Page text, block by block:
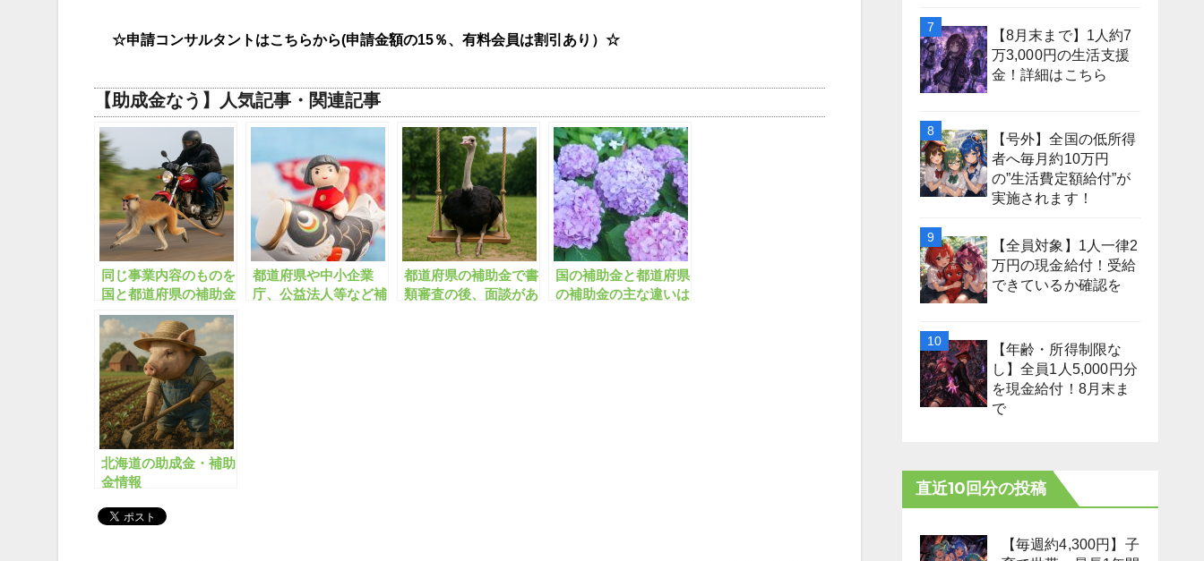
☆申請コンサルタントはこちらから(申請金額の15％、有料会員は割引あり）☆
【助成金なう】人気記事・関連記事
同じ事業内容のものを
国と都道府県の補助金
を複数申請することは
可能でしょうか？
都道府県や中小企業
庁、公益法人等など補
都道府県の補助金で書
類審査の後、面談があ
国の補助金と都道府県
の補助金の主な違いは
北海道の助成金・補助
金情報
【8月末まで】1人約7
万3,000円の生活支援
金！詳細はこちら
【号外】全国の低所得
者へ毎月約10万円
の”生活費定額給付”が
実施されます！
【全員対象】1人一律2
万円の現金給付！受給
できているか確認を
【年齢・所得制限な
し】全員1人5,000円分
を現金給付！8月末ま
で
直近10回分の投稿
【毎週約4,300円】子